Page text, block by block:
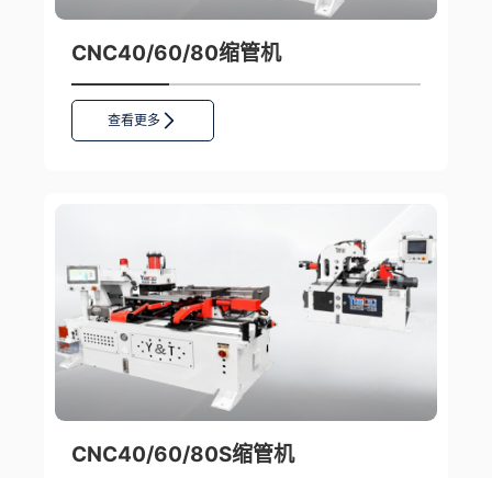
CNC40/60/80缩管机
查看更多
CNC40/60/80S缩管机